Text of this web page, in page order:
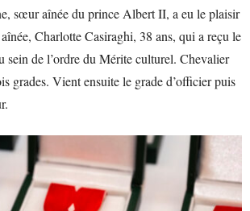
sœur aînée du prince Albert II, a eu le plaisir
Charlotte Casiraghi, 38 ans, qui a reçu le
sein de l’ordre du Mérite culturel. Chevalier
grades. Vient ensuite le grade d’officier puis